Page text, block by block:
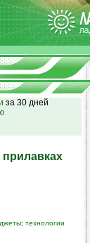
за 30 дней
прилавках
; технологии